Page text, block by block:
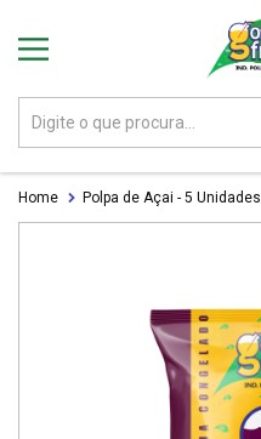
Home Polpa de Açai - 5 Unidades